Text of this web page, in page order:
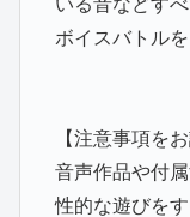
ボイスバトル
【注意事項を
音声作品や付
性的な遊びを